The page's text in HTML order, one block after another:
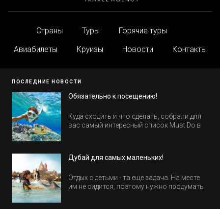
Страны Туры
Горячие туры
Авиабилеты
Круизы Новости Контакты
ПОСЛЕДНИЕ НОВОСТИ
Обязательно к посещению!
Куда сходить и что сделать, собрали для
вас самый интересный список Must Do в
Дубай для самых маленьких!
Отдых с детьми - та еще задача. На месте
им не сидится, поэтому нужно продумать